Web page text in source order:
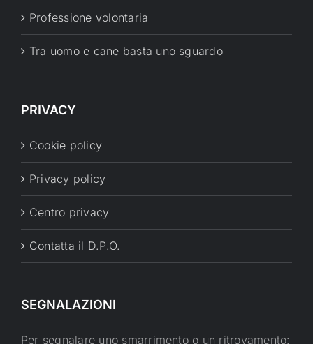
Professione volontaria
Tra uomo e cane basta uno sguardo
PRIVACY
Cookie policy
Privacy policy
Centro privacy
Contatta il D.P.O.
SEGNALAZIONI
Per segnalare uno smarrimento o un ritrovamento: